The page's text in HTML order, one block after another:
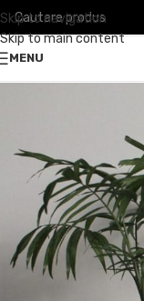
Skip to navigation
Skip to main content
MENU